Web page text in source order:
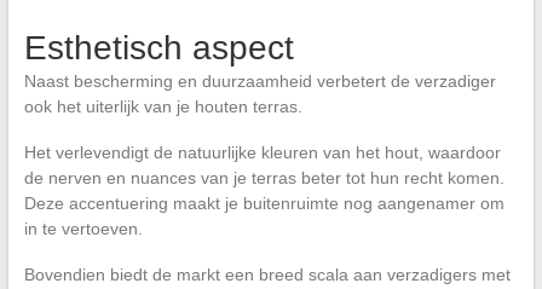
Esthetisch aspect
Naast bescherming en duurzaamheid verbetert de verzadiger
ook het uiterlijk van je houten terras.
Het verlevendigt de natuurlijke kleuren van het hout, waardoor
de nerven en nuances van je terras beter tot hun recht komen.
Deze accentuering maakt je buitenruimte nog aangenamer om
in te vertoeven.
Bovendien biedt de markt een breed scala aan verzadigers met